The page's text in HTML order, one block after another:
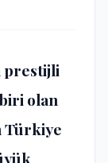
prestijli
olan
Türkiye